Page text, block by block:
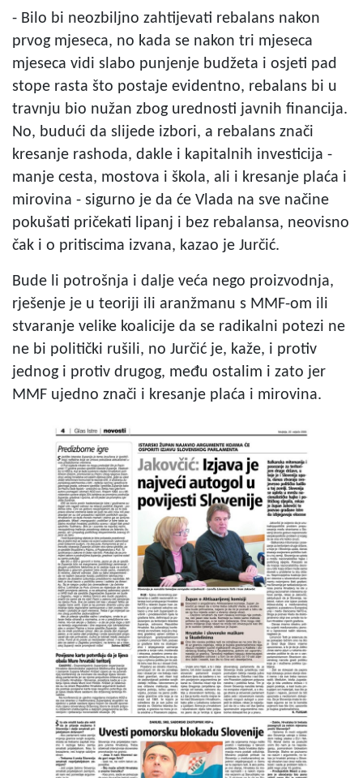
- Bilo bi neozbiljno zahtijevati rebalans nakon
prvog mjeseca, no kada se nakon tri mjeseca
mjeseca vidi slabo punjenje budžeta i osjeti pad
stope rasta što postaje evidentno, rebalans bi u
travnju bio nužan zbog urednosti javnih financija.
No, budući da slijede izbori, a rebalans znači
kresanje rashoda, dakle i kapitalnih investicija -
manje cesta, mostova i škola, ali i kresanje plaća i
mirovina - sigurno je da će Vlada na sve načine
pokušati pričekati lipanj i bez rebalansa, neovisno
čak i o pritiscima izvana, kazao je Jurčić.
Bude li potrošnja i dalje veća nego proizvodnja,
rješenje je u teoriji ili aranžmanu s MMF-om ili
stvaranje velike koalicije da se radikalni potezi ne
ne bi politički rušili, no Jurčić je, kaže, i protiv
jednog i protiv drugog, među ostalim i zato jer
MMF ujedno znači i kresanje plaća i mirovina.